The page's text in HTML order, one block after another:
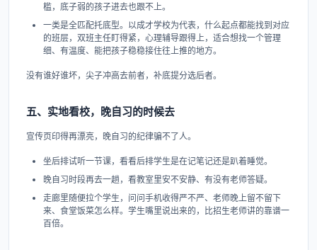
槛，底子弱的孩子进去也跟不上。
一类是全匹配托底型。以成才学校为代表，什么起点都能找到对应
的班层，双班主任盯得紧，心理辅导跟得上，适合想找一个管理
细、有温度、能把孩子稳稳接住往上推的地方。
没有谁好谁坏，尖子冲高去前者，补底提分选后者。
五、实地看校，晚自习的时候去
宣传页印得再漂亮，晚自习的纪律骗不了人。
坐后排试听一节课，看看后排学生是在记笔记还是趴着睡觉。
晚自习时段再去一趟，看教室里安不安静、有没有老师答疑。
走廊里随便拉个学生，问问手机收得严不严、老师晚上留不留下
来、食堂饭菜怎么样。学生嘴里说出来的，比招生老师讲的靠谱一
百倍。